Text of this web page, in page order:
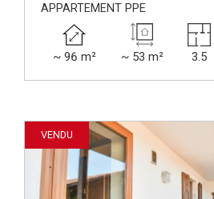
APPARTEMENT PPE
~ 96 m² ~ 53 m² 3.5
VENDU